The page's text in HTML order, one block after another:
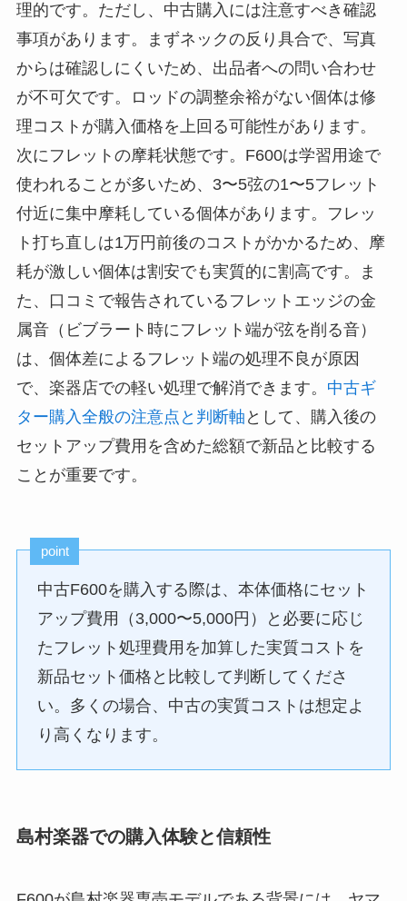
理的です。ただし、中古購入には注意すべき確認
事項があります。まずネックの反り具合で、写真
からは確認しにくいため、出品者への問い合わせ
が不可欠です。ロッドの調整余裕がない個体は修
理コストが購入価格を上回る可能性があります。
次にフレットの摩耗状態です。F600は学習用途で
使われることが多いため、3〜5弦の1〜5フレット
付近に集中摩耗している個体があります。フレッ
ト打ち直しは1万円前後のコストがかかるため、摩
耗が激しい個体は割安でも実質的に割高です。ま
た、口コミで報告されているフレットエッジの金
属音（ビブラート時にフレット端が弦を削る音）
は、個体差によるフレット端の処理不良が原因
で、楽器店での軽い処理で解消できます。 中古ギ
ター購入全般の注意点と判断軸 として、購入後の
セットアップ費用を含めた総額で新品と比較する
ことが重要です。
point
中古F600を購入する際は、本体価格にセット
アップ費用（3,000〜5,000円）と必要に応じ
たフレット処理費用を加算した実質コストを
新品セット価格と比較して判断してくださ
い。多くの場合、中古の実質コストは想定よ
り高くなります。
島村楽器での購入体験と信頼性